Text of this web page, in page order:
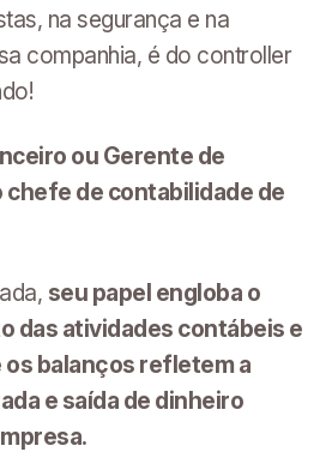
na segurança e na
companhia, é do controller
ou Gerente de
chefe de contabilidade de
seu papel engloba o
das atividades contábeis e
os balanços refletem a
e saída de dinheiro